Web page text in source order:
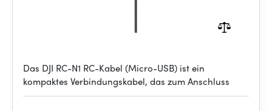
Das DJI RC-N1 RC-Kabel (Micro-USB) ist ein
kompaktes Verbindungskabel, das zum Anschluss